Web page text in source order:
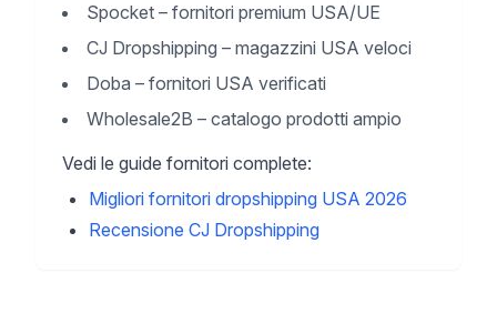
Spocket – fornitori premium USA/UE
CJ Dropshipping – magazzini USA veloci
Doba – fornitori USA verificati
Wholesale2B – catalogo prodotti ampio
Vedi le guide fornitori complete:
Migliori fornitori dropshipping USA 2026
Recensione CJ Dropshipping